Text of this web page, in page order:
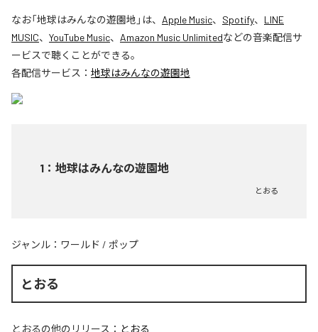
なお「地球はみんなの遊園地 」は、 Apple Music、 Spotify、 LINE
MUSIC、 YouTube Music、 Amazon Music Unlimitedなどの音楽配信サ
ービスで聴くことができる。
各配信サービス： 地球はみんなの遊園地
1 ： 地球はみんなの遊園地
とおる
ジャンル： ワールド / ポップ
とおる
とおるの他のリリース： とおる